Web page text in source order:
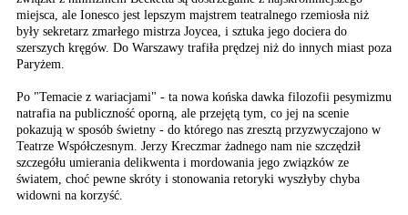
miejsca, ale Ionesco jest lepszym majstrem teatralnego rzemiosła niż
były sekretarz zmarłego mistrza Joycea, i sztuka jego dociera do
szerszych kręgów. Do Warszawy trafiła prędzej niż do innych miast poza
Paryżem.
Po "Temacie z wariacjami" - ta nowa końska dawka filozofii pesymizmu
natrafia na publiczność oporną, ale przejętą tym, co jej na scenie
pokazują w sposób świetny - do którego nas zresztą przyzwyczajono w
Teatrze Współczesnym. Jerzy Kreczmar żadnego nam nie szczędził
szczegółu umierania delikwenta i mordowania jego związków ze
światem, choć pewne skróty i stonowania retoryki wyszłyby chyba
widowni na korzyść.